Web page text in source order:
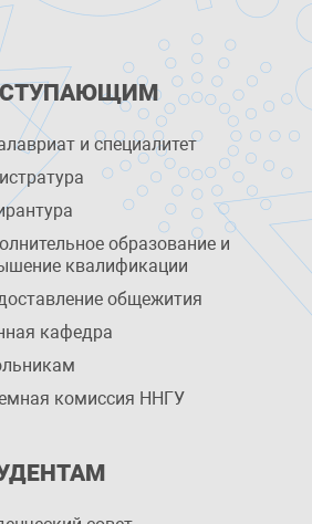
и специалитет
образование и
квалификации
общежития
кафедра
комиссия ННГУ